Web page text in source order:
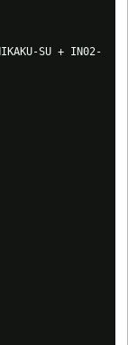
SU + IN02-